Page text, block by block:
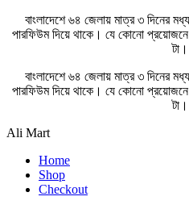
বাংলাদেশে ৬৪ জেলায় মাত্র ৩ দিনের
পারফিউম দিয়ে থাকে। যে কোনো
টা।
বাংলাদেশে ৬৪ জেলায় মাত্র ৩ দিনের
পারফিউম দিয়ে থাকে। যে কোনো
টা।
Ali Mart
Home
Shop
Checkout